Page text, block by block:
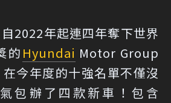
2022年起連四年奪下世界
的 Hyundai Motor Group
今年度的十強名單不僅沒
包辦了四款新車！包含